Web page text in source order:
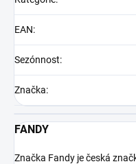
EAN:
Sezónnost:
Značka:
FANDY
Značka Fandy je česká